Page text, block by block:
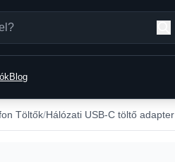
Blog
Töltők Hálózati USB-C töltő adapter